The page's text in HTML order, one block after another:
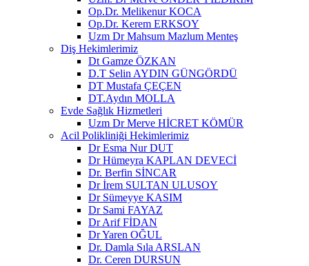
Op.Dr. Melikenur KOCA
Op.Dr. Kerem ERKSOY
Uzm Dr Mahsum Mazlum Menteş
Diş Hekimlerimiz
Dt Gamze ÖZKAN
D.T Selin AYDIN GÜNGÖRDÜ
DT Mustafa ÇEÇEN
DT.Aydın MOLLA
Evde Sağlık Hizmetleri
Uzm Dr Merve HİCRET KÖMÜR
Acil Polikliniği Hekimlerimiz
Dr Esma Nur DUT
Dr Hümeyra KAPLAN DEVECİ
Dr. Berfin SİNCAR
Dr İrem SULTAN ULUSOY
Dr Sümeyye KASIM
Dr Sami FAYAZ
Dr Arif FİDAN
Dr Yaren OĞUL
Dr. Damla Sıla ARSLAN
Dr. Ceren DURSUN